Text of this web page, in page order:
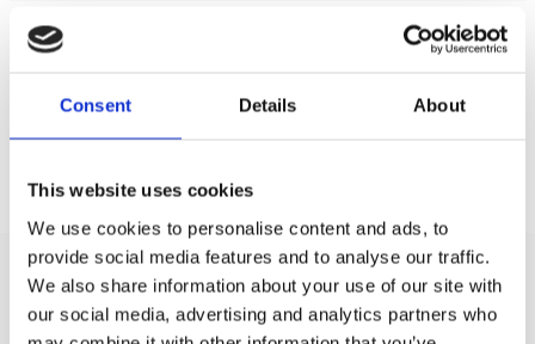
Consent Details About
This website uses cookies
We use cookies to personalise content and ads, to
provide social media features and to analyse our traffic.
We also share information about your use of our site with
our social media, advertising and analytics partners who
Produktinformation
Recensioner